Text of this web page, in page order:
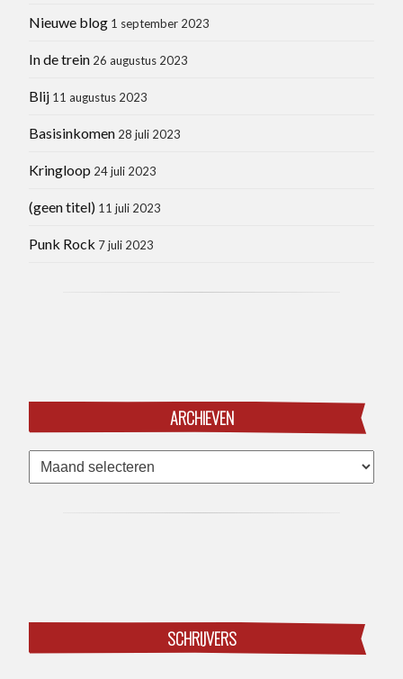
Nieuwe blog 1 september 2023
In de trein 26 augustus 2023
Blij 11 augustus 2023
Basisinkomen 28 juli 2023
Kringloop 24 juli 2023
(geen titel) 11 juli 2023
Punk Rock 7 juli 2023
ARCHIEVEN
Archieven
SCHRIJVERS